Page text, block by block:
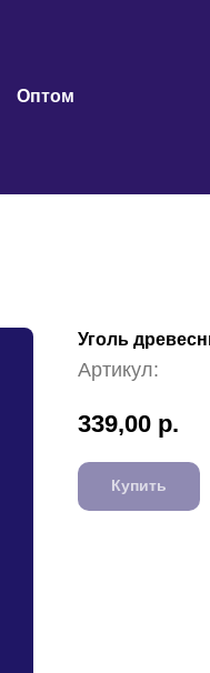
Оптом
Уголь
Артикул:
339,00 р.
Купить